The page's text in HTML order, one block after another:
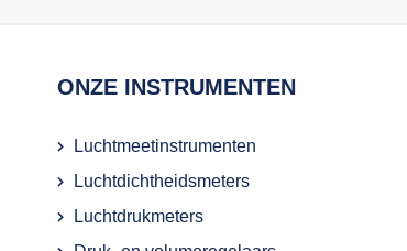
ONZE INSTRUMENTEN
Luchtmeetinstrumenten
Luchtdichtheidsmeters
Luchtdrukmeters